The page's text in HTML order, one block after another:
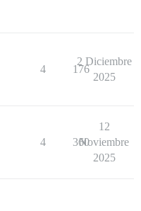
4 176
2 Diciembre
2025
4 360
12
Noviembre
2025